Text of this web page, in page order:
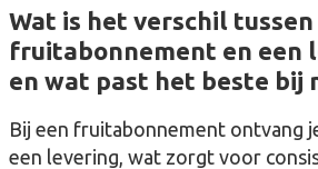
Wat is het verschil tussen
fruitabonnement en een
en wat past het beste bij
Bij een fruitabonnement ontvang
een levering, wat zorgt voor